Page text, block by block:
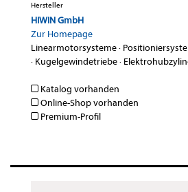
Hersteller
HIWIN GmbH
Zur Homepage
Linearmotorsysteme·
· Kugelgewindetriebe·
Katalog vorhanden
Online-Shop vorhanden
Premium-Profil